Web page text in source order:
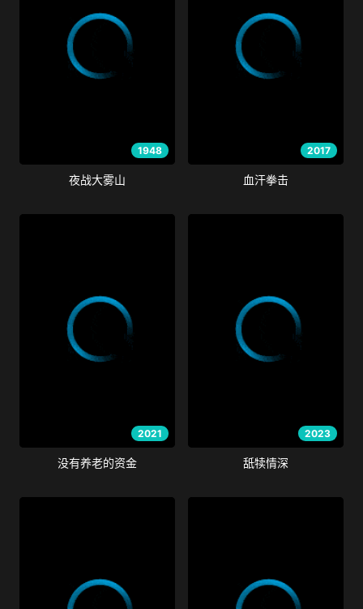
1948
夜战大雾山
2017
血汗拳击
2021
没有养老的资金
2023
舐犊情深